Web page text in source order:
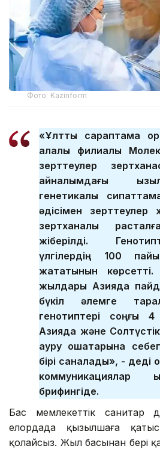
Фото: Kazinform
«Ұлттық сараптама
қалалық филиалы
зерттеулер
айналымдағы
генетикалық
әдісімен зерттеулер
зертханалық
жіберілді.
үлгілердің 100
жататынын
жылдары Азияда
бүкіл әлемге
генотиптері соңғы
Азияда және
ауру ошақтарына
бірі саналады», - деді
коммуникациялар
брифингіде.
Бас мемлекеттік санитар
елордада қызылшаға
қолайсыз. Жыл басынан бері